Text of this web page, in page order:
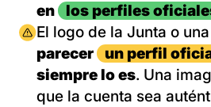
en
los perfiles
Imagen
El logo de la Junta o
parecer
un perfil
siempre lo es. Una
que la cuenta sea